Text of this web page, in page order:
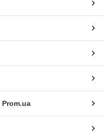
Prom.ua